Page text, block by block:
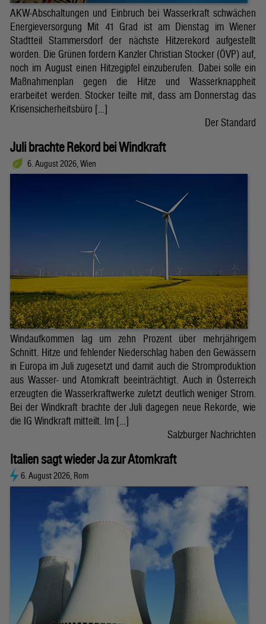
AKW-Abschaltungen und Einbruch bei Wasserkraft schwächen
Energieversorgung Mit 41 Grad ist am Dienstag im Wiener
Stadtteil Stammersdorf der nächste Hitzerekord aufgestellt
worden. Die Grünen fordern Kanzler Christian Stocker (ÖVP) auf,
noch im August einen Hitzegipfel einzuberufen. Dabei solle ein
Maßnahmenplan gegen die Hitze und Wasserknappheit
erarbeitet werden. Stocker teilte mit, dass am Donnerstag das
Krisensicherheitsbüro […]
Der Standard
Juli brachte Rekord bei Windkraft
6. August 2026, Wien
Windaufkommen lag um zehn Prozent über mehrjährigem
Schnitt. Hitze und fehlender Niederschlag haben den Gewässern
in Europa im Juli zugesetzt und damit auch die Stromproduktion
aus Wasser- und Atomkraft beeinträchtigt. Auch in Österreich
erzeugten die Wasserkraftwerke zuletzt deutlich weniger Strom.
Bei der Windkraft brachte der Juli dagegen neue Rekorde, wie
die IG Windkraft mitteilt. Im […]
Salzburger Nachrichten
Italien sagt wieder Ja zur Atomkraft
6. August 2026, Rom